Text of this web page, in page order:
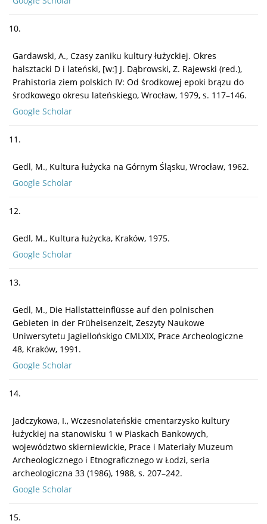
10.
Gardawski, A., Czasy zaniku kultury łużyckiej. Okres
halsztacki D i lateński, [w:] J. Dąbrowski, Z. Rajewski (red.),
Prahistoria ziem polskich IV: Od środkowej epoki brązu do
środkowego okresu lateńskiego, Wrocław, 1979, s. 117–146.
Google Scholar
11.
Gedl, M., Kultura łużycka na Górnym Śląsku, Wrocław, 1962.
Google Scholar
12.
Gedl, M., Kultura łużycka, Kraków, 1975.
Google Scholar
13.
Gedl, M., Die Hallstatteinflüsse auf den polnischen
Gebieten in der Früheisenzeit, Zeszyty Naukowe
Uniwersytetu Jagiellońskigo CMLXIX, Prace Archeologiczne
48, Kraków, 1991.
Google Scholar
14.
Jadczykowa, I., Wczesnolateńskie cmentarzysko kultury
łużyckiej na stanowisku 1 w Piaskach Bankowych,
województwo skierniewickie, Prace i Materiały Muzeum
Archeologicznego i Etnograficznego w Łodzi, seria
archeologiczna 33 (1986), 1988, s. 207–242.
Google Scholar
15.